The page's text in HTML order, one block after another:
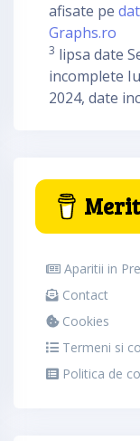
afisate pe
Graphs.ro
3 lipsa date
incomplete
2024, date
Aparitii in
Contact
Cookies
Termeni si
Politica de